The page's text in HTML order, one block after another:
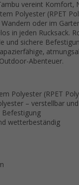
vereint
Polyester (RPET
oder im
in jeden Rucksack.
und sichere
Abenteuer.
Polyester (RPET
– verstellbar
Befestigung
wetterbeständig